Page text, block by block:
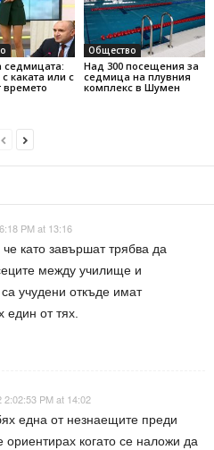
седмицата:
каката или с
времето
Общество
Над 300 посещения за
седмица на плувния
комплекс в Шумен
PM at 13:16
като завършат трябва да
между училище и
учудени откъде имат
от тях.
2:02:53 PM at 14:02
една от незнаещите преди
когато се наложи да